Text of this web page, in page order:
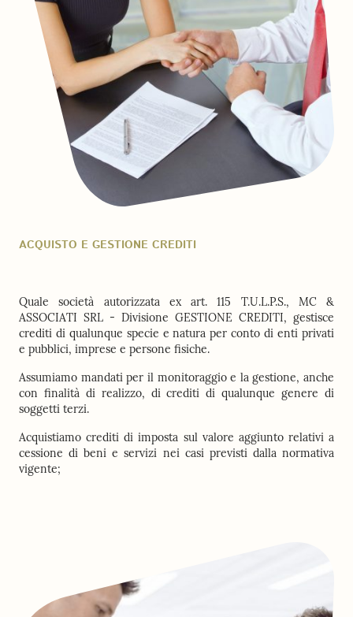
ACQUISTO E GESTIONE CREDITI
Quale società autorizzata ex art. 115 T.U.L.P.S., MC &
ASSOCIATI SRL - Divisione GESTIONE CREDITI, gestisce
crediti di qualunque specie e natura per conto di enti privati
e pubblici, imprese e persone fisiche.
Assumiamo mandati per il monitoraggio e la gestione, anche
con finalità di realizzo, di crediti di qualunque genere di
soggetti terzi.
Acquistiamo crediti di imposta sul valore aggiunto relativi a
cessione di beni e servizi nei casi previsti dalla normativa
vigente;